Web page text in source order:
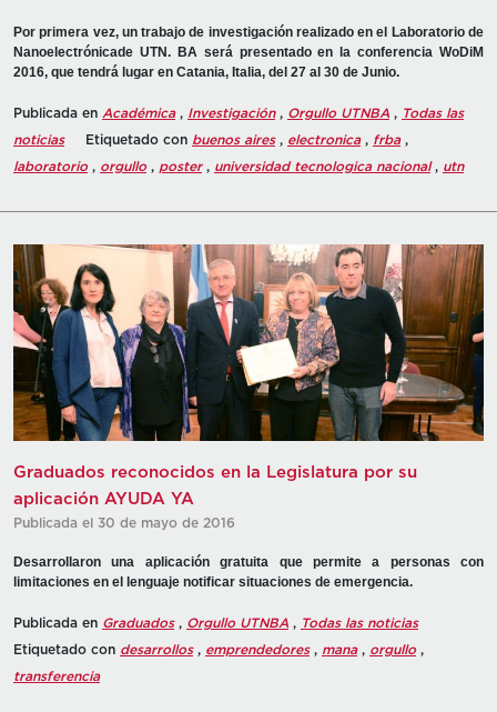
Por primera vez, un trabajo de investigación realizado en el Laboratorio de
Nanoelectrónicade UTN. BA será presentado en la conferencia WoDiM
2016, que tendrá lugar en Catania, Italia, del 27 al 30 de Junio.
Publicada en Académica, Investigación, Orgullo UTNBA , Todas las
noticias
Etiquetado con buenos aires, electronica, frba,
laboratorio, orgullo, poster, universidad tecnologica nacional, utn
Graduados reconocidos en la Legislatura por su
aplicación AYUDA YA
Publicada el 30 de mayo de 2016
Desarrollaron una aplicación gratuita que permite a personas con
limitaciones en el lenguaje notificar situaciones de emergencia.
Publicada en Graduados, Orgullo UTNBA , Todas las noticias
Etiquetado con desarrollos, emprendedores, mana, orgullo,
transferencia